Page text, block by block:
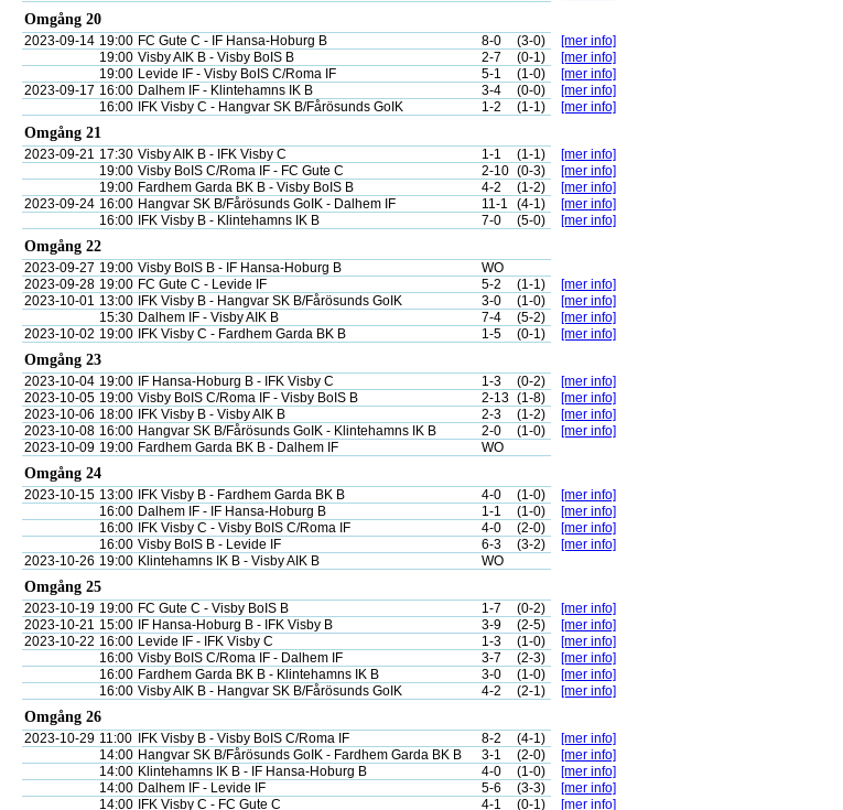
Omgång 20
2023-09-14 19:00 FC Gute C - IF Hansa-Hoburg B 8-0 (3-0)
[mer info]
19:00 Visby AIK B - Visby BoIS B 2-7 (0-1)
[mer info]
19:00 Levide IF - Visby BoIS C/Roma IF 5-1 (1-0)
[mer info]
2023-09-17 16:00 Dalhem IF - Klintehamns IK B 3-4 (0-0)
[mer info]
16:00
IFK Visby C - Hangvar SK B/Fårösunds GoIK 1-2 (1-1) [mer info]
Omgång 21
2023-09-21 17:30 Visby AIK B - IFK Visby C 1-1 (1-1)
[mer info]
19:00 Visby BoIS C/Roma IF - FC Gute C 2-10 (0-3)
[mer info]
19:00 Fardhem Garda BK B - Visby BoIS B 4-2 (1-2)
[mer info]
2023-09-24 16:00 Hangvar SK B/Fårösunds GoIK - Dalhem IF 11-1 (4-1)
[mer info]
16:00
IFK Visby B - Klintehamns IK B 7-0 (5-0) [mer info]
Omgång 22
2023-09-27 19:00 Visby BoIS B - IF Hansa-Hoburg B
WO
2023-09-28 19:00 FC Gute C - Levide IF 5-2 (1-1)
[mer info]
2023-10-01 13:00 IFK Visby B - Hangvar SK B/Fårösunds GoIK 3-0 (1-0)
[mer info]
15:30 Dalhem IF - Visby AIK B 7-4 (5-2)
[mer info]
2023-10-02 19:00 IFK Visby C - Fardhem Garda BK B 1-5 (0-1) [mer info]
Omgång 23
2023-10-04 19:00 IF Hansa-Hoburg B - IFK Visby C 1-3 (0-2)
[mer info]
2023-10-05 19:00 Visby BoIS C/Roma IF - Visby BoIS B 2-13 (1-8)
[mer info]
2023-10-06 18:00 IFK Visby B - Visby AIK B 2-3 (1-2)
[mer info]
2023-10-08 16:00 Hangvar SK B/Fårösunds GoIK - Klintehamns IK B 2-0 (1-0)
[mer info]
2023-10-09 19:00 Fardhem Garda BK B - Dalhem IF WO
Omgång 24
2023-10-15 13:00 IFK Visby B - Fardhem Garda BK B 4-0 (1-0)
[mer info]
16:00 Dalhem IF - IF Hansa-Hoburg B 1-1 (1-0)
[mer info]
16:00
IFK Visby C - Visby BoIS C/Roma IF 4-0 (2-0)
[mer info]
16:00 Visby BoIS B - Levide IF 6-3 (3-2)
[mer info]
2023-10-26 19:00 Klintehamns IK B - Visby AIK B WO
Omgång 25
2023-10-19 19:00 FC Gute C - Visby BoIS B 1-7 (0-2)
[mer info]
2023-10-21 15:00 IF Hansa-Hoburg B - IFK Visby B 3-9 (2-5)
[mer info]
2023-10-22 16:00 Levide IF - IFK Visby C 1-3 (1-0)
[mer info]
16:00 Visby BoIS C/Roma IF - Dalhem IF 3-7 (2-3)
[mer info]
16:00 Fardhem Garda BK B - Klintehamns IK B 3-0 (1-0)
[mer info]
16:00 Visby AIK B - Hangvar SK B/Fårösunds GoIK 4-2 (2-1) [mer info]
Omgång 26
2023-10-29 11:00 IFK Visby B - Visby BoIS C/Roma IF 8-2 (4-1)
[mer info]
14:00 Hangvar SK B/Fårösunds GoIK - Fardhem Garda BK B 3-1 (2-0)
[mer info]
14:00 Klintehamns IK B - IF Hansa-Hoburg B 4-0 (1-0)
[mer info]
14:00 Dalhem IF - Levide IF 5-6 (3-3)
[mer info]
14:00
IFK Visby C - FC Gute C 4-1 (0-1) [mer info]